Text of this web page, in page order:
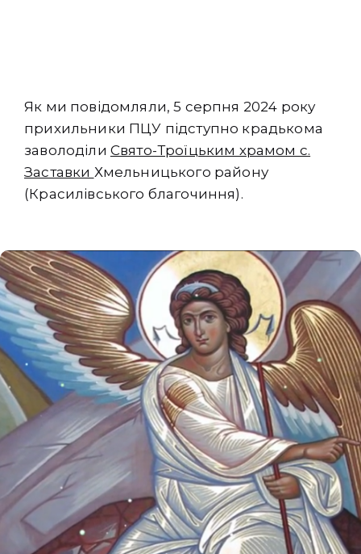
Як ми повідомляли, 5 серпня 2024 року
прихильники ПЦУ підступно крадькома
заволоділи Свято-Троїцьким храмом с.
Заставки Хмельницького району
(Красилівського благочиння).